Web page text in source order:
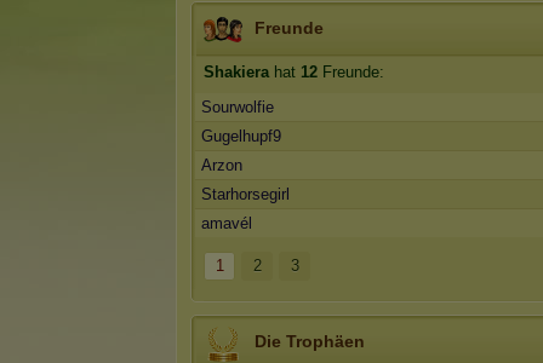
Freunde
Shakierahat 12 Freunde:
Sourwolfie
Gugelhupf9
Arzon
Starhorsegirl
amavél
1 2 3
Die Trophäen